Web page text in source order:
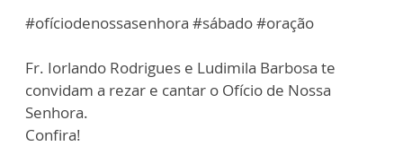
#ofíciodenossasenhora #sábado #oração
Fr. Iorlando Rodrigues e Ludimila Barbosa te
convidam a rezar e cantar o Ofício de Nossa
Senhora.
Confira!